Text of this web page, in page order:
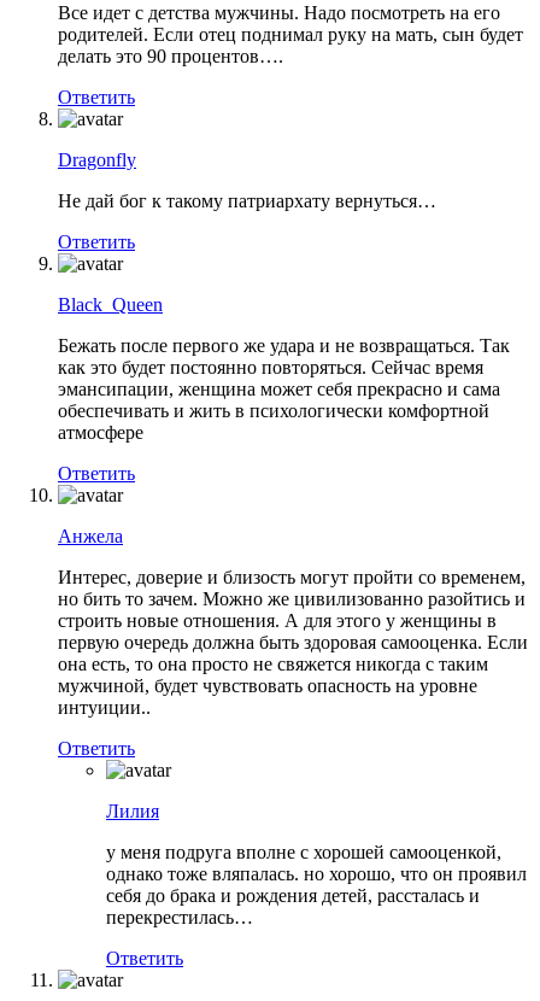
Все идет с детства мужчины. Надо посмотреть на его
родителей. Если отец поднимал руку на мать, сын будет
делать это 90 процентов….
Ответить
Dragonfly
Не дай бог к такому патриархату вернуться…
Ответить
Black_Queen
Бежать после первого же удара и не возвращаться. Так
как это будет постоянно повторяться. Сейчас время
эмансипации, женщина может себя прекрасно и сама
обеспечивать и жить в психологически комфортной
атмосфере
Ответить
Анжела
Интерес, доверие и близость могут пройти со временем,
но бить то зачем. Можно же цивилизованно разойтись и
строить новые отношения. А для этого у женщины в
первую очередь должна быть здоровая самооценка. Если
она есть, то она просто не свяжется никогда с таким
мужчиной, будет чувствовать опасность на уровне
интуиции..
Ответить
Лилия
у меня подруга вполне с хорошей самооценкой,
однако тоже вляпалась. но хорошо, что он проявил
себя до брака и рождения детей, рассталась и
перекрестилась…
Ответить